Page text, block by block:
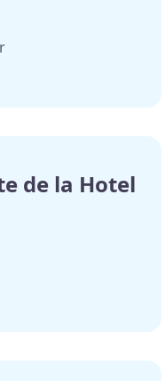
de la Hotel